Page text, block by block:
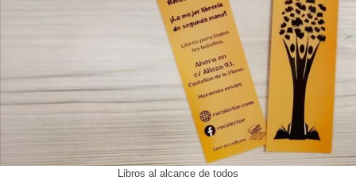
Libros al alcance de todos